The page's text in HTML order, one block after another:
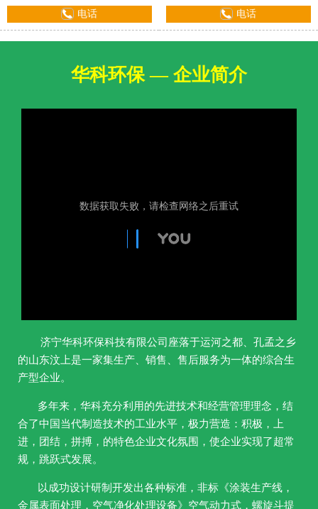
电话 电话
华科环保 — 企业简介
济宁华科环保科技有限公司座落于运河之都、孔孟之乡
的山东汶上是一家集生产、销售、售后服务为一体的综合生
产型企业。
多年来，华科充分利用的先进技术和经营管理理念，结
合了中国当代制造技术的工业水平，极力营造：积极，上
进，团结，拼搏，的特色企业文化氛围，使企业实现了超常
规，跳跃式发展。
以成功设计研制开发出各种标准，非标《涂装生产线，
金属表面处理，空气净化处理设备》空气动力式，螺旋斗提